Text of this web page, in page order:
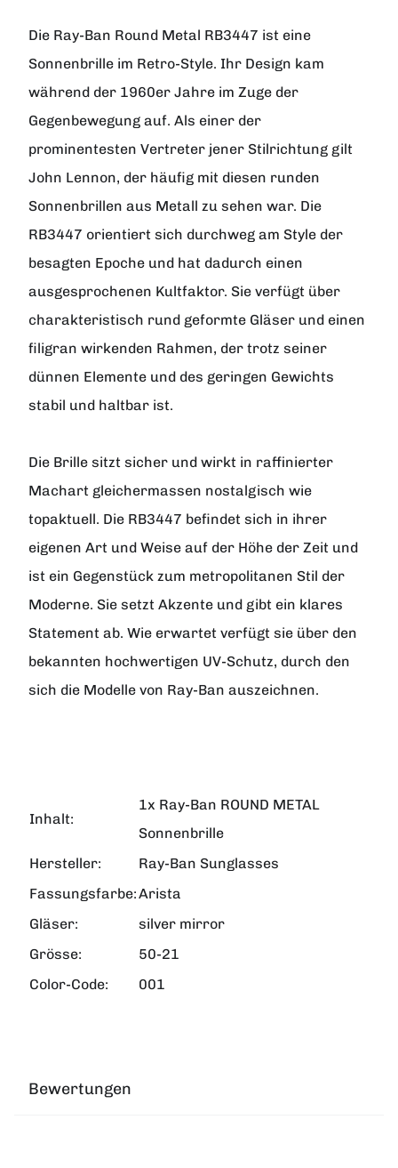
Die Ray-Ban Round Metal RB3447 ist eine
Sonnenbrille im Retro-Style. Ihr Design kam
während der 1960er Jahre im Zuge der
Gegenbewegung auf. Als einer der
prominentesten Vertreter jener Stilrichtung gilt
John Lennon, der häufig mit diesen runden
Sonnenbrillen aus Metall zu sehen war. Die
RB3447 orientiert sich durchweg am Style der
besagten Epoche und hat dadurch einen
ausgesprochenen Kultfaktor. Sie verfügt über
charakteristisch rund geformte Gläser und einen
filigran wirkenden Rahmen, der trotz seiner
dünnen Elemente und des geringen Gewichts
stabil und haltbar ist.
Die Brille sitzt sicher und wirkt in raffinierter
Machart gleichermassen nostalgisch wie
topaktuell. Die RB3447 befindet sich in ihrer
eigenen Art und Weise auf der Höhe der Zeit und
ist ein Gegenstück zum metropolitanen Stil der
Moderne. Sie setzt Akzente und gibt ein klares
Statement ab. Wie erwartet verfügt sie über den
bekannten hochwertigen UV-Schutz, durch den
sich die Modelle von Ray-Ban auszeichnen.
Inhalt:
1x Ray-Ban ROUND METAL
Sonnenbrille
Hersteller:
Ray-Ban Sunglasses
Fassungsfarbe:Arista
Gläser:
silver mirror
Grösse:
50-21
Color-Code:
001
Bewertungen